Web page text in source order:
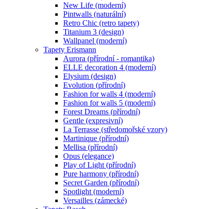
New Life (moderní)
Pintwalls (naturální)
Retro Chic (retro tapety)
Titanium 3 (design)
Wallpanel (moderní)
Tapety Erismann
Aurora (přírodní - romantika)
ELLE decoration 4 (moderní)
Elysium (design)
Evolution (přírodní)
Fashion for walls 4 (moderní)
Fashion for walls 5 (moderní)
Forest Dreams (přírodní)
Gentle (expresivní)
La Terrasse (středomořské vzory)
Martinique (přírodní)
Mellisa (přírodní)
Opus (elegance)
Play of Light (přírodní)
Pure harmony (přírodní)
Secret Garden (přírodní)
Spotlight (moderní)
Versailles (zámecké)